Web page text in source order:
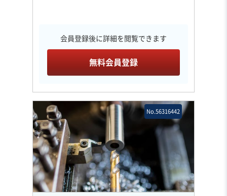
会員登録後に詳細を閲覧できます
無料会員登録
No.56316442